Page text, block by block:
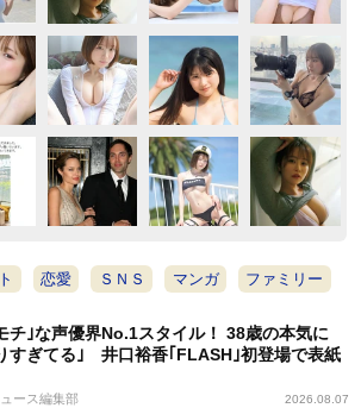
恋愛 ＳＮＳ マンガ ファミリー
チ｣な声優界No.1スタイル！ 38歳の本気に
すぎてる｣ 井口裕香｢FLASH｣初登場で表紙
ース編集部 2026.08.07